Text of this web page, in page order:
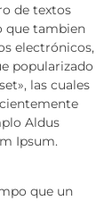
de textos
que tambien
electrónicos,
popularizado
las cuales
Aldus
Ipsum.
que un